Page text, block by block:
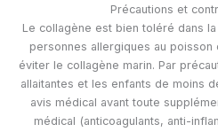
Précautions et
Le collagène est bien toléré dans
personnes allergiques au
éviter le collagène marin. Par
allaitantes et les enfants de moins
avis médical avant toute
médical (anticoagulants, anti-